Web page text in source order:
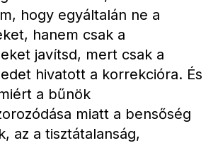
hogy egyáltalán ne a
hanem csak a
javítsd, mert csak a
hivatott a korrekcióra. És
a bűnök
miatt a bensőség
az a tisztátalanság,